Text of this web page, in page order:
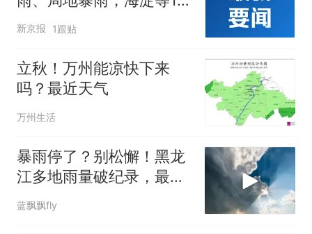
43.98万起
那个在床头放菜刀的女孩，
人生
区还将有明显降雨
新京报 1跟贴
立秋！万州能凉快下来
吗？最近天气
万州生活
暴雨停了？别松懈！黑龙
江多地雨量破纪录，最大
小时降雨超70毫
蓝飘飘fly